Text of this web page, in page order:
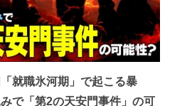
「就職氷河期」で起こる暴
で「第2の天安門事件」の可